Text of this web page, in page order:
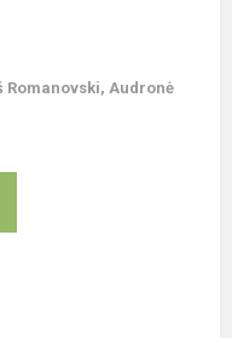
Romanovski, Audronė